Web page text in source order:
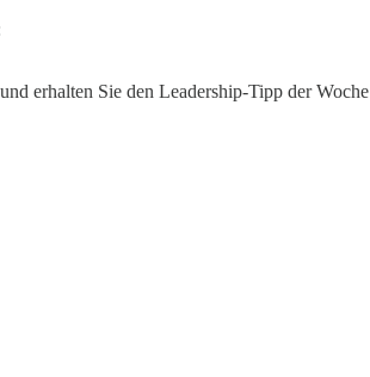
erhalten Sie den Leadership-Tipp der Woche